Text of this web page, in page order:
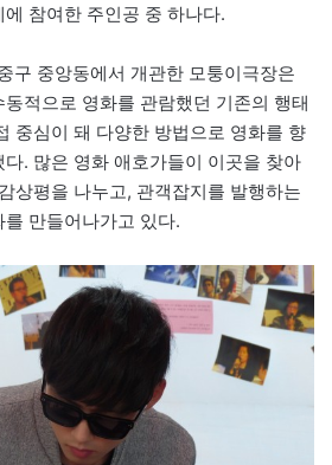
참여한 주인공 중 하나다.
구 중앙동에서 개관한 모퉁이극장은
적으로 영화를 관람했던 기존의 행태
중심이 돼 다양한 방법으로 영화를 향
. 많은 영화 애호가들이 이곳을 찾아
상평을 나누고, 관객잡지를 발행하는
만들어나가고 있다.